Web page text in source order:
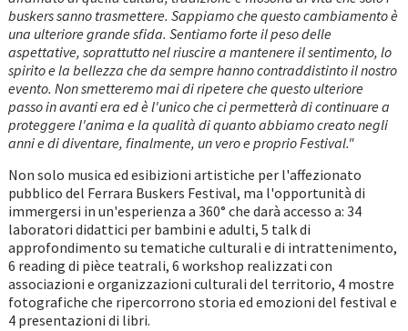
buskers sanno trasmettere. Sappiamo che questo cambiamento è
una ulteriore grande sfida. Sentiamo forte il peso delle
aspettative, soprattutto nel riuscire a mantenere il sentimento, lo
spirito e la bellezza che da sempre hanno contraddistinto il nostro
evento. Non smetteremo mai di ripetere che questo ulteriore
passo in avanti era ed è l'unico che ci permetterà di continuare a
proteggere l'anima e la qualità di quanto abbiamo creato negli
anni e di diventare, finalmente, un vero e proprio Festival."
Non solo musica ed esibizioni artistiche per l'affezionato
pubblico del Ferrara Buskers Festival, ma l'opportunità di
immergersi in un'esperienza a 360° che darà accesso a: 34
laboratori didattici per bambini e adulti, 5 talk di
approfondimento su tematiche culturali e di intrattenimento,
6 reading di pièce teatrali, 6 workshop realizzati con
associazioni e organizzazioni culturali del territorio, 4 mostre
fotografiche che ripercorrono storia ed emozioni del festival e
4 presentazioni di libri.